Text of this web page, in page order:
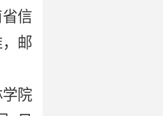
信
邮
院